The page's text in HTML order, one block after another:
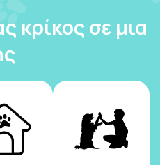
κρίκος σε μια